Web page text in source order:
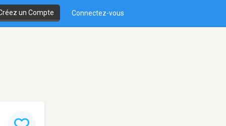
un Compte Connectez-vous